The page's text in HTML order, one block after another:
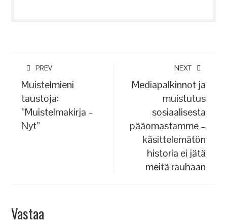
PREV
Muistelmieni
taustoja:
”Muistelmakirja –
Nyt”
NEXT
Mediapalkinnot ja
muistutus
sosiaalisesta
pääomastamme –
käsittelemätön
historia ei jätä
meitä rauhaan
Vastaa